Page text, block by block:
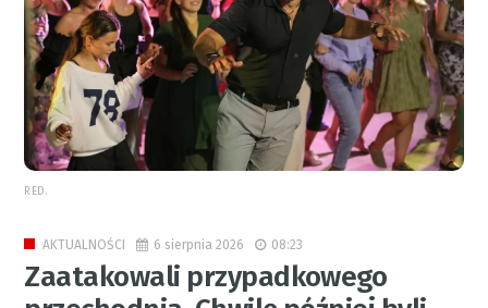
RED.
AKTUALNOŚCI 6 sierpnia 2026 08:23
Zaatakowali przypadkowego